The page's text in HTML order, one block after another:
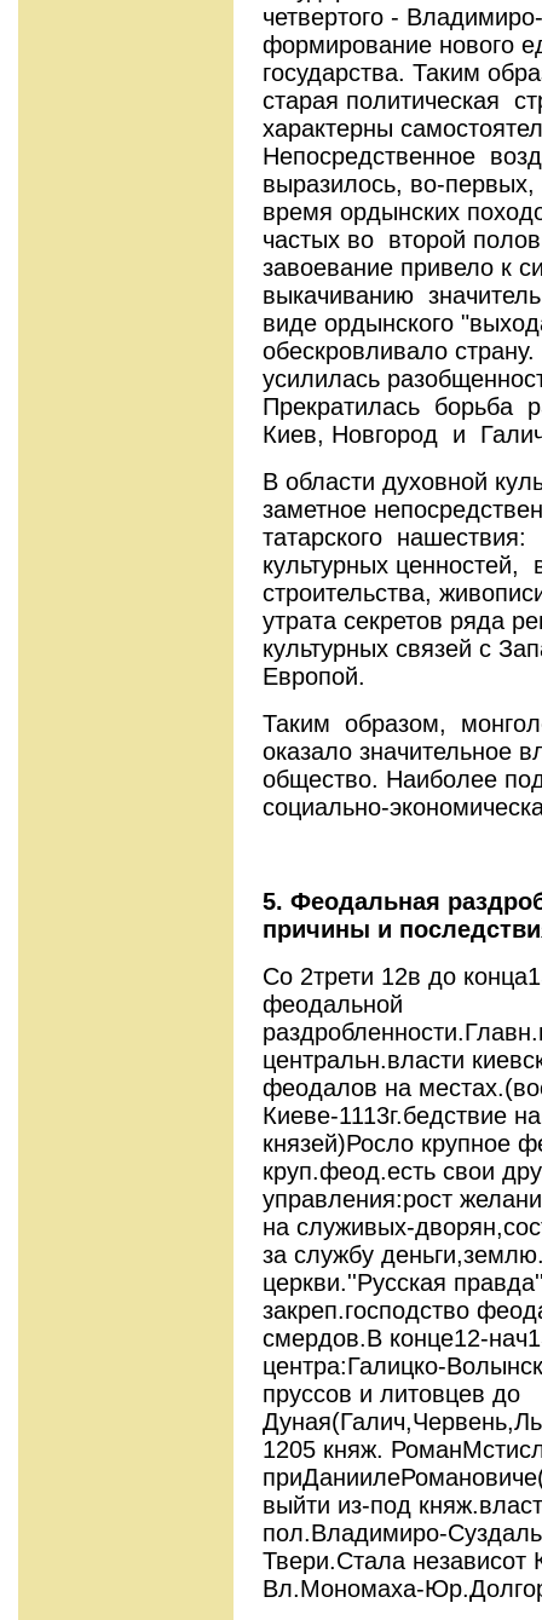
четвертого -
формирование нового
государства. Таким
старая политическая
характерны
Непосредственное
выразилось, во-
время ордынских
частых во второй
завоевание привело к
выкачиванию
виде ордынского
обескровливало
усилилась
Прекратилась борьба
Киев, Новгород и
В области духовной
заметное
татарского нашествия:
культурных ценностей,
строительства,
утрата секретов ряда
культурных связей с
Европой.
Таким образом,
оказало значительное
общество. Наиболее
социально-
5. Феодальная
причины и
Со 2трети 12в до
феодальной
центральн.власти
феодалов на
Киеве-1113г.бедствие
князей)Росло крупное
круп.феод.есть свои
управления:рост
на служивых-
за службу
церкви.''Русская
закреп.господство
смердов.В конце12-
центра:Галицко-
пруссов и литовцев до
1205 княж.
выйти из-под
пол.Владимиро-
Твери.Стала независот
Вл.Мономаха-